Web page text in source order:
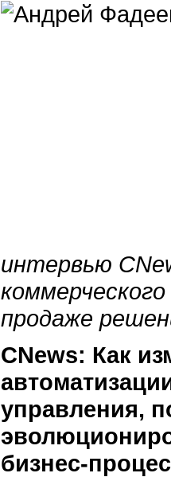
интервью
продаже
CNews: Как
управления,
бизнес-